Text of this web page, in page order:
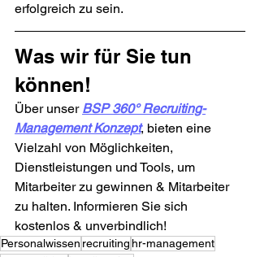
erfolgreich zu sein.
Was wir für Sie tun
können!
Über unser BSP 360° Recruiting-
Management Konzept, bieten eine
Vielzahl von Möglichkeiten,
Dienstleistungen und Tools, um
Mitarbeiter zu gewinnen & Mitarbeiter
zu halten. Informieren Sie sich
kostenlos & unverbindlich!
Personalwissen recruitinghr-management